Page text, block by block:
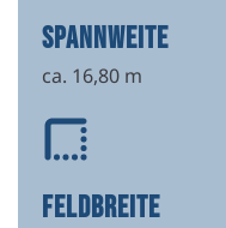
SPANNWEITE
ca. 16,80 m
FELDBREITE